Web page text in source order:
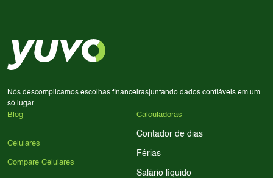
processador e bateria são essenciais. Use nossos filtros
para encontrar o celular ideal.
Nós descomplicamos escolhas financeirasjuntando dados confiáveis em um
só lugar.
Blog
Celulares
Compare Celulares
Calculadoras
Contador de dias
Férias
Salário líquido